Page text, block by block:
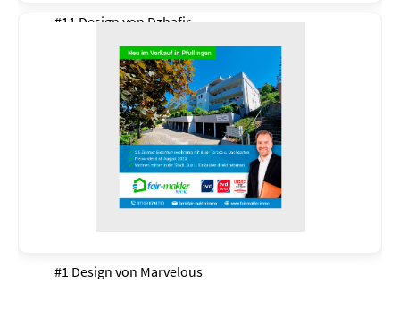
#11 Design von Dzhafir
#1 Design von Marvelous